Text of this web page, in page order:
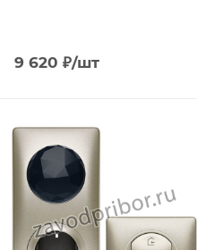
9 620 ₽/шт